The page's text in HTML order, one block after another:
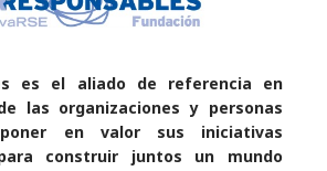
es el aliado de referencia en
las organizaciones y personas
en valor sus iniciativas
construir juntos un mundo